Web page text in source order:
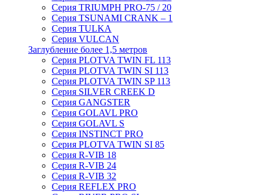
Серия TRIUMPH PRO-75 / 20
Серия TSUNAMI CRANK – 1
Серия TULKA
Серия VULCAN
Заглубление более 1,5 метров
Серия PLOTVA TWIN FL 113
Серия PLOTVA TWIN SI 113
Серия PLOTVA TWIN SP 113
Серия SILVER CREEK D
Серия GANGSTER
Серия GOLAVL PRO
Серия GOLAVL S
Серия INSTINCT PRO
Серия PLOTVA TWIN SI 85
Серия R-VIB 18
Серия R-VIB 24
Серия R-VIB 32
Серия REFLEX PRO